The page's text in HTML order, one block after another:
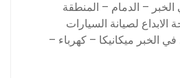
– الدمام – المنطقة
لصيانة السيارات
الخبر ميكانيكا – كهرباء –